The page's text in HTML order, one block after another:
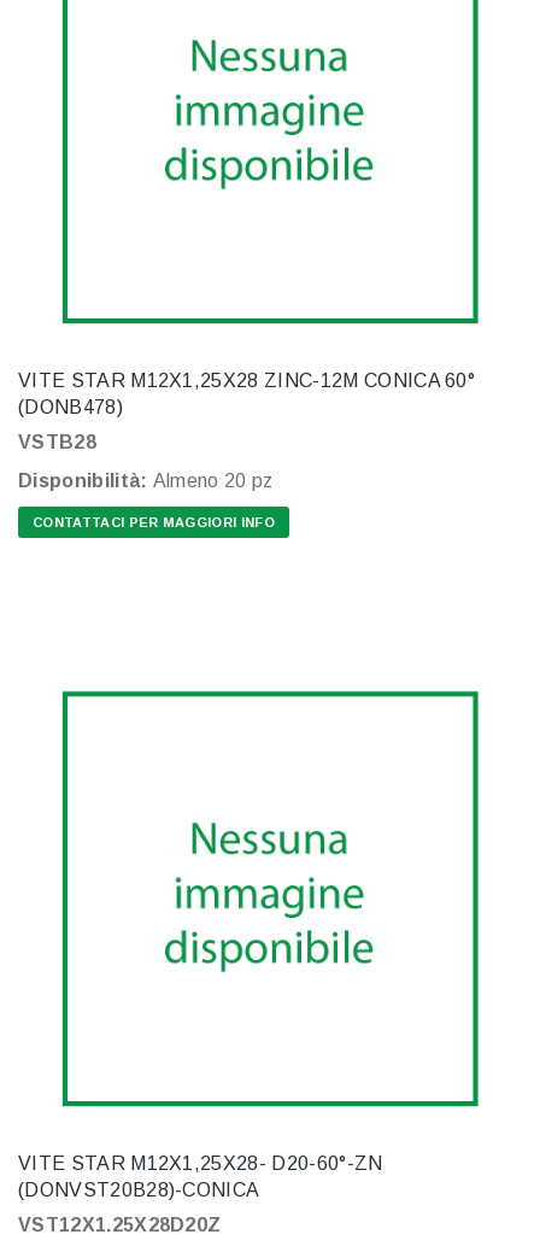
VITE STAR M12X1,25X28 ZINC-12M CONICA 60°
(DONB478)
VSTB28
Disponibilità: Almeno 20 pz
CONTATTACI PER MAGGIORI INFO
VITE STAR M12X1,25X28- D20-60°-ZN
(DONVST20B28)-CONICA
VST12X1.25X28D20Z